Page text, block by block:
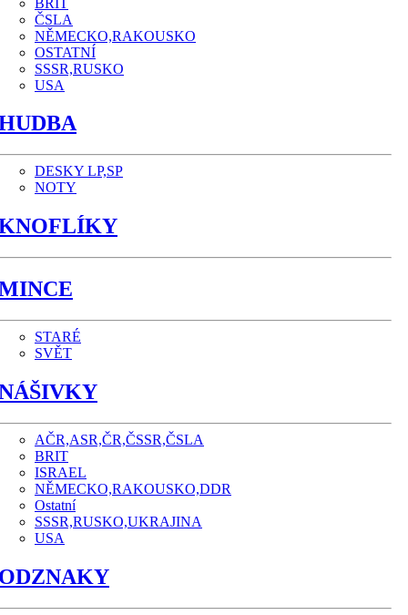
ČSLA
NĚMECKO,RAKOUSKO
OSTATNÍ
SSSR,RUSKO
USA
DESKY LP,SP
NOTY
STARÉ
SVĚT
AČR,ASR,ČR,ČSSR,ČSLA
BRIT
ISRAEL
NĚMECKO,RAKOUSKO,DDR
Ostatní
SSSR,RUSKO,UKRAJINA
USA